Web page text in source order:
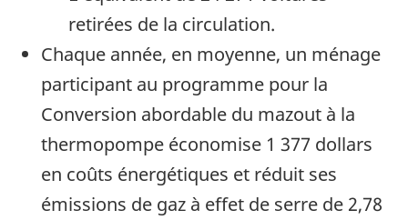
retirées de la circulation.
Chaque année, en moyenne, un ménage
participant au programme pour la
Conversion abordable du mazout à la
thermopompe économise 1 377 dollars
en coûts énergétiques et réduit ses
émissions de gaz à effet de serre de 2,78